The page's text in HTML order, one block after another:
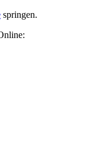
springen.